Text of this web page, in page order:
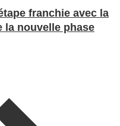
franchie avec la
la nouvelle phase